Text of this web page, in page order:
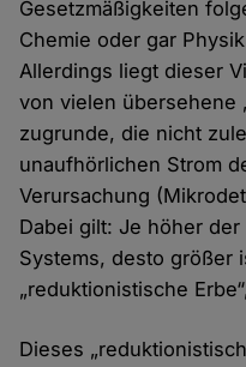
Gesetzmäßigkeiten
Chemie oder gar
Allerdings liegt dieser
von vielen übersehene
zugrunde, die nicht
unaufhörlichen Strom
Verursachung
Dabei gilt: Je höher
Systems, desto größer
„reduktionistische
Dieses